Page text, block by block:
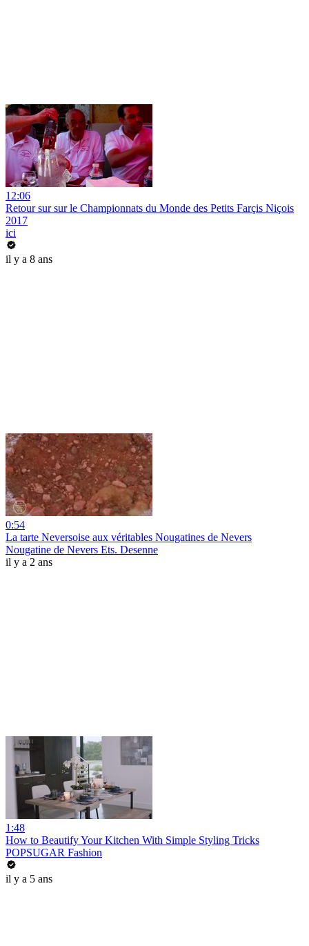
12:06
Retour sur sur le Championnats du Monde des Petits Farçis Niçois
2017
ici
il y a 8 ans
0:54
La tarte Neversoise aux véritables Nougatines de Nevers
Nougatine de Nevers Ets. Desenne
il y a 2 ans
1:48
How to Beautify Your Kitchen With Simple Styling Tricks
POPSUGAR Fashion
il y a 5 ans